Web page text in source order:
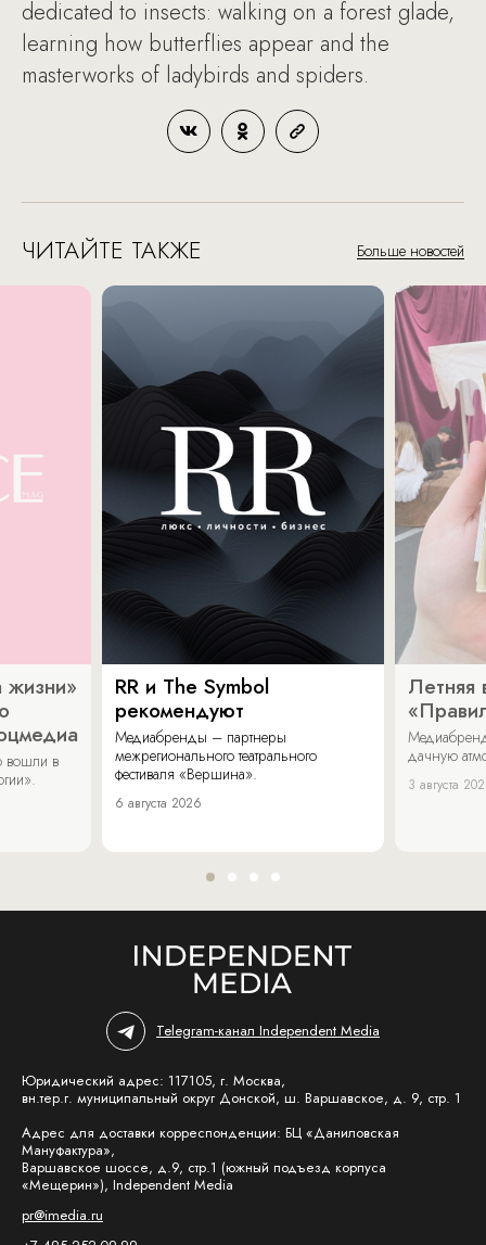
dedicated to insects: walking on a forest glade,
learning how butterflies appear and the
masterworks of ladybirds and spiders.
ЧИТАЙТЕ ТАКЖЕ Больше новостей
жизни»
вошли в
RR и The Symbol
рекомендуют
Медиабренды – партнеры
межрегионального театрального
фестиваля «Вершина».
6 августа 2026
Летняя
дачную
3 августа
Telegram-канал Independent Media
Юридический адрес: 117105, г. Москва,
вн.тер.г. муниципальный округ Донской, ш. Варшавское, д. 9, стр. 1
Адрес для доставки корреспонденции: БЦ «Даниловская
Мануфактура»,
Варшавское шоссе, д.9, стр.1 (южный подъезд корпуса
«Мещерин»), Independent Media
pr@imedia.ru